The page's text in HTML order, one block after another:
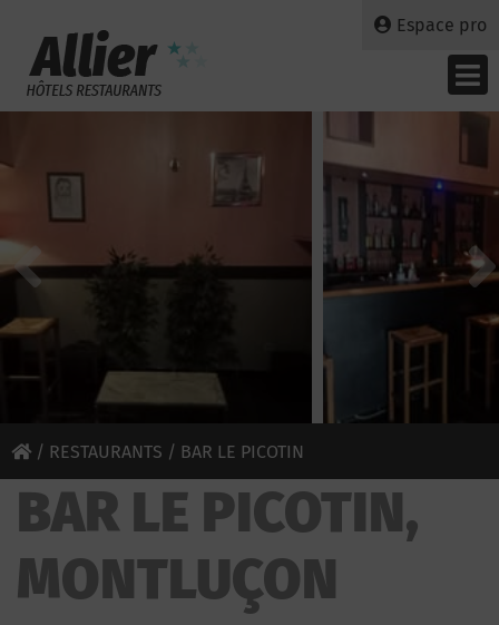
Espace pro
/ RESTAURANTS / BAR LE PICOTIN
BAR LE PICOTIN,
MONTLUÇON